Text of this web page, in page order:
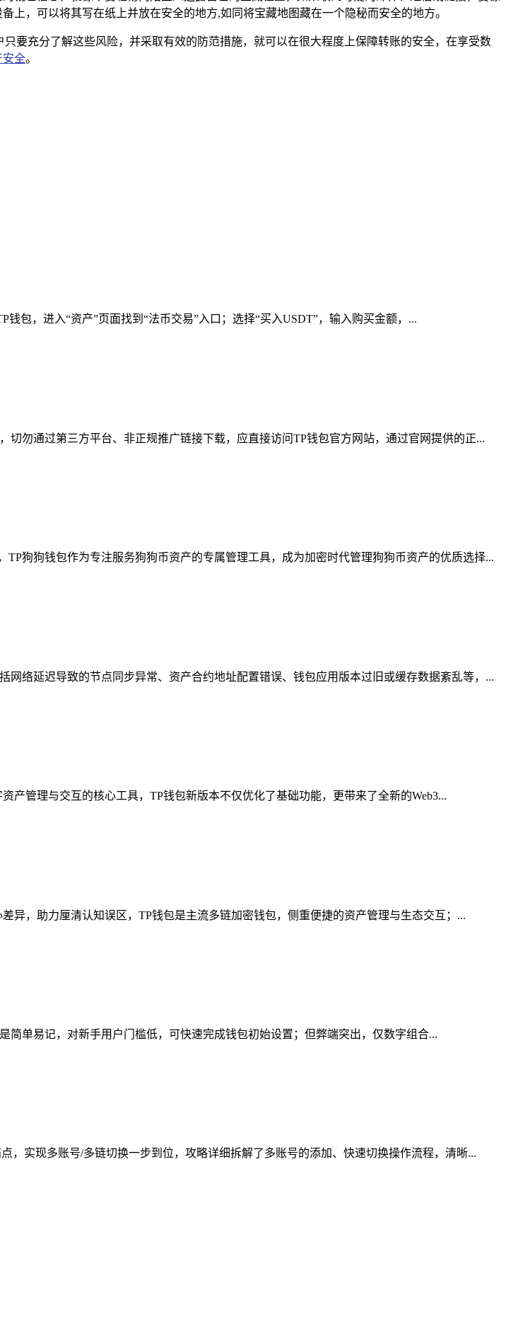
，可以将其写在纸上并放在安全的地方,如同将宝藏地图藏在一个隐秘而安全的地方。
要充分了解这些风险，并采取有效的防范措施，就可以在很大程度上保障转账的安全，在享受数
安全。
包，进入“资产”页面找到“法币交易”入口；选择“买入USDT”，输入购买金额，...
勿通过第三方平台、非正规推广链接下载，应直接访问TP钱包官方网站，通过官网提供的正...
狗狗钱包作为专注服务狗狗币资产的专属管理工具，成为加密时代管理狗狗币资产的优质选择...
络延迟导致的节点同步异常、资产合约地址配置错误、钱包应用版本过旧或缓存数据紊乱等，...
产管理与交互的核心工具，TP钱包新版本不仅优化了基础功能，更带来了全新的Web3...
异，助力厘清认知误区，TP钱包是主流多链加密钱包，侧重便捷的资产管理与生态交互；...
简单易记，对新手用户门槛低，可快速完成钱包初始设置；但弊端突出，仅数字组合...
，实现多账号/多链切换一步到位，攻略详细拆解了多账号的添加、快速切换操作流程，清晰...